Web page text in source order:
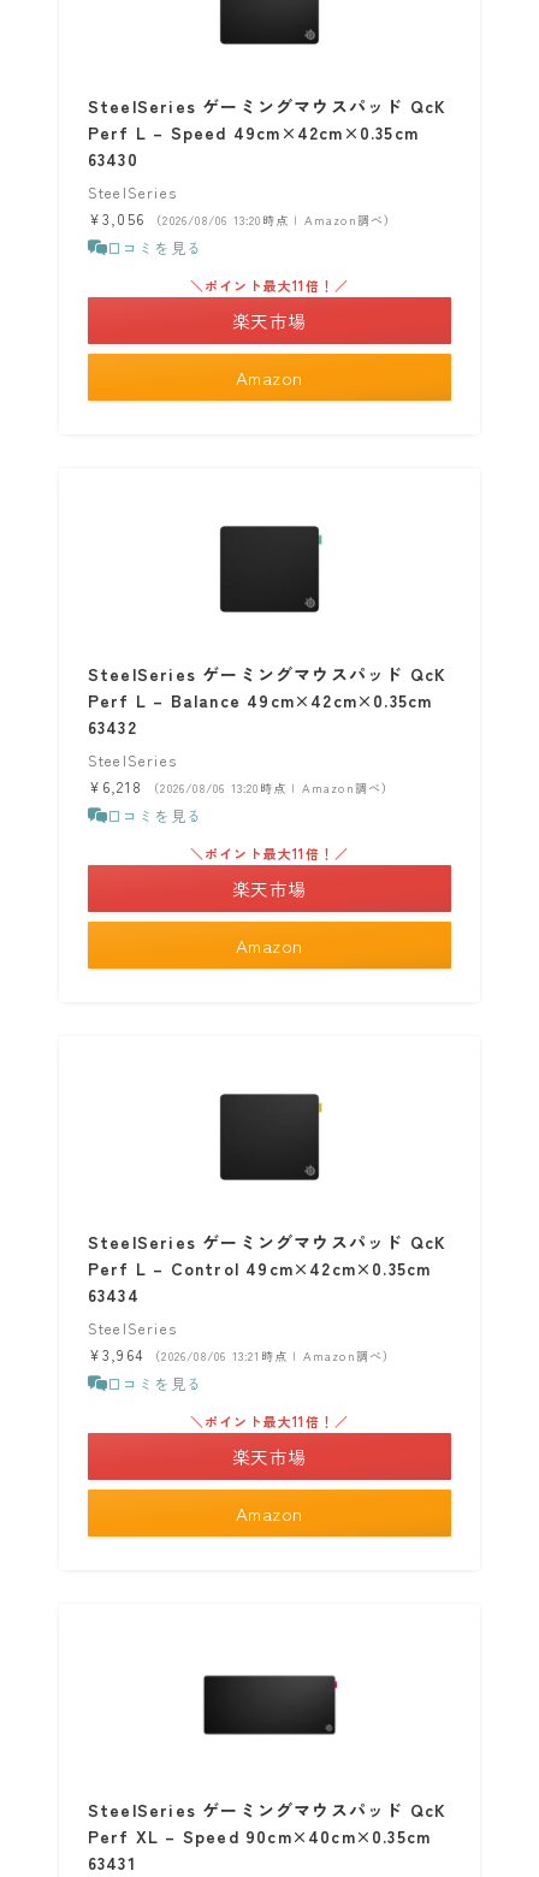
SteelSeries ゲーミングマウスパッド QcK
Perf L – Speed 49cm×42cm×0.35cm
63430
SteelSeries
¥3,056
（2026/08/06 13:20時点 | Amazon調べ）
口コミを見る
Amazon
＼ポイント最大11倍！／
楽天市場
SteelSeries ゲーミングマウスパッド QcK
Perf L – Balance 49cm×42cm×0.35cm
63432
SteelSeries
¥6,218
（2026/08/06 13:20時点 | Amazon調べ）
口コミを見る
Amazon
＼ポイント最大11倍！／
楽天市場
SteelSeries ゲーミングマウスパッド QcK
Perf L – Control 49cm×42cm×0.35cm
63434
SteelSeries
¥3,964
（2026/08/06 13:21時点 | Amazon調べ）
口コミを見る
Amazon
＼ポイント最大11倍！／
楽天市場
SteelSeries ゲーミングマウスパッド QcK
Perf XL – Speed 90cm×40cm×0.35cm
63431